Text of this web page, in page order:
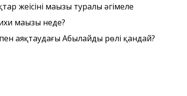
жеңісінің маңызы туралы әңгімеле
маңызы неде?
аяқтаудағы Абылайдың рөлі қандай?